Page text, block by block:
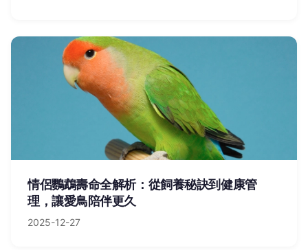
情侶鸚鵡壽命全解析：從飼養秘訣到健康管
理，讓愛鳥陪伴更久
2025-12-27